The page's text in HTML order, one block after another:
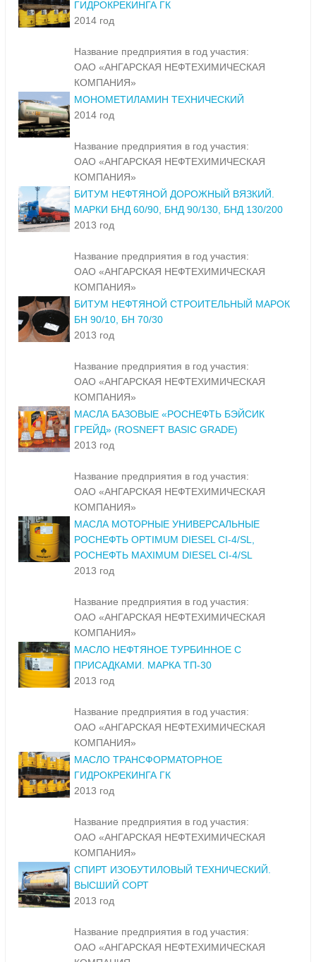
ГИДРОКРЕКИНГА ГК
2014 год
Название предприятия в год участия:
ОАО «АНГАРСКАЯ НЕФТЕХИМИЧЕСКАЯ
КОМПАНИЯ»
МОНОМЕТИЛАМИН ТЕХНИЧЕСКИЙ
2014 год
Название предприятия в год участия:
ОАО «АНГАРСКАЯ НЕФТЕХИМИЧЕСКАЯ
КОМПАНИЯ»
БИТУМ НЕФТЯНОЙ ДОРОЖНЫЙ ВЯЗКИЙ.
МАРКИ БНД 60/90, БНД 90/130, БНД 130/200
2013 год
Название предприятия в год участия:
ОАО «АНГАРСКАЯ НЕФТЕХИМИЧЕСКАЯ
КОМПАНИЯ»
БИТУМ НЕФТЯНОЙ СТРОИТЕЛЬНЫЙ МАРОК
БН 90/10, БН 70/30
2013 год
Название предприятия в год участия:
ОАО «АНГАРСКАЯ НЕФТЕХИМИЧЕСКАЯ
КОМПАНИЯ»
МАСЛА БАЗОВЫЕ «РОСНЕФТЬ БЭЙСИК
ГРЕЙД» (ROSNEFT BASIC GRADE)
2013 год
Название предприятия в год участия:
ОАО «АНГАРСКАЯ НЕФТЕХИМИЧЕСКАЯ
КОМПАНИЯ»
МАСЛА МОТОРНЫЕ УНИВЕРСАЛЬНЫЕ
РОСНЕФТЬ OPTIMUM DIESEL CI-4/SL,
РОСНЕФТЬ MAXIMUM DIESEL CI-4/SL
2013 год
Название предприятия в год участия:
ОАО «АНГАРСКАЯ НЕФТЕХИМИЧЕСКАЯ
КОМПАНИЯ»
МАСЛО НЕФТЯНОЕ ТУРБИННОЕ С
ПРИСАДКАМИ. МАРКА ТП-30
2013 год
Название предприятия в год участия:
ОАО «АНГАРСКАЯ НЕФТЕХИМИЧЕСКАЯ
КОМПАНИЯ»
МАСЛО ТРАНСФОРМАТОРНОЕ
ГИДРОКРЕКИНГА ГК
2013 год
Название предприятия в год участия:
ОАО «АНГАРСКАЯ НЕФТЕХИМИЧЕСКАЯ
КОМПАНИЯ»
СПИРТ ИЗОБУТИЛОВЫЙ ТЕХНИЧЕСКИЙ.
ВЫСШИЙ СОРТ
2013 год
Название предприятия в год участия:
ОАО «АНГАРСКАЯ НЕФТЕХИМИЧЕСКАЯ